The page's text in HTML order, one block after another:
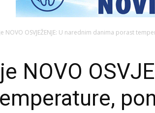
NOVO OSVJEŽENJE: U narednim danima porast
NOVO